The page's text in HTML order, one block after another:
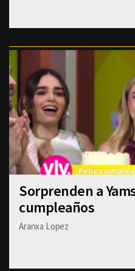
Sorprenden a
cumpleaños
Aranxa Lopez